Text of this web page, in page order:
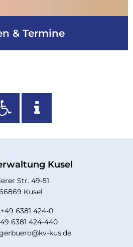
& Termine
Kusel
Str. 49-51
Kusel
+49 6381 424-0
6381 424-440
kus.de